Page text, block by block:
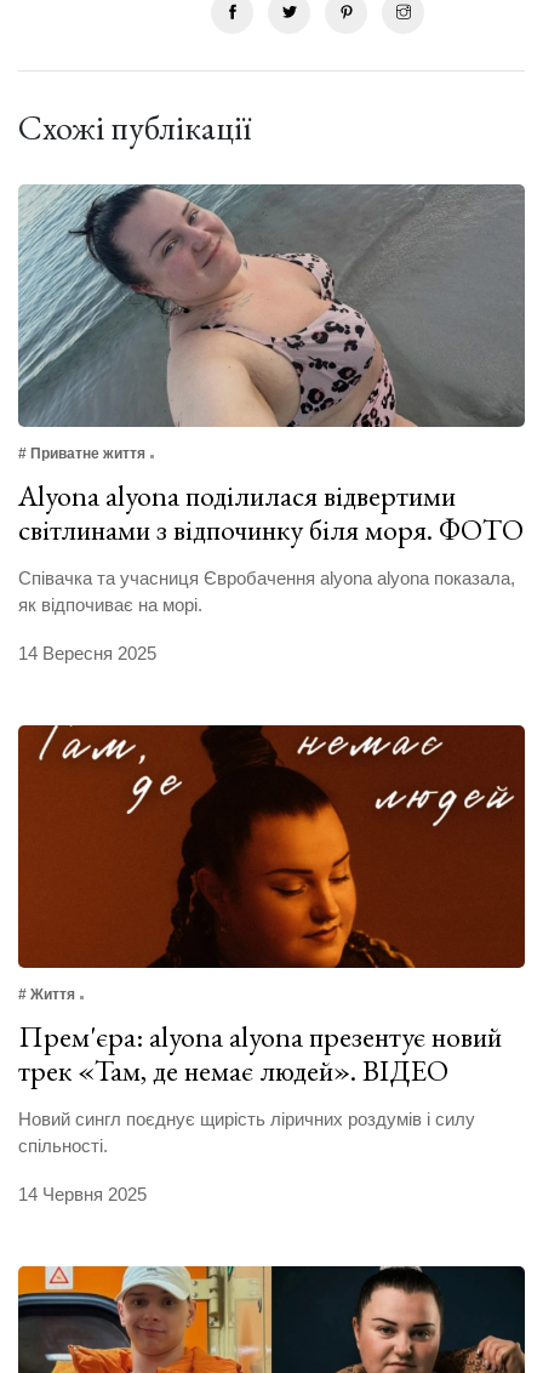
Схожі публікації
# Приватне життя
Alyona alyona поділилася відвертими
світлинами з відпочинку біля моря. ФОТО
Співачка та учасниця Євробачення alyona alyona показала,
як відпочиває на морі.
14 Вересня 2025
# Життя
Прем'єра: alyona alyona презентує новий
трек «Там, де немає людей». ВІДЕО
Новий сингл поєднує щирість ліричних роздумів і силу
спільності.
14 Червня 2025